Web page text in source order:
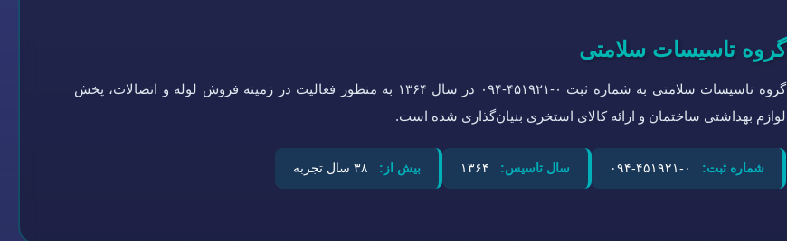
گروه تاسیسات سلامتی
گروه تاسیسات سلامتی به شماره ثبت ۰-۴۵۱۹۲۱-۰۹۴ در سال ۱۳۶۴ به منظور فعالیت در زمینه فروش لوله و اتصالات، پخش
لوازم بهداشتی ساختمان و ارائه کالای استخری بنیان‌گذاری شده است.
شماره ثبت: سال تاسیس: بیش از: